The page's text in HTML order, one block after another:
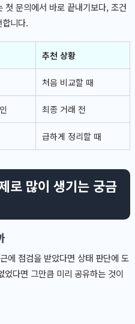
첫 문의에서 바로 끝내기보다, 조건
니다.
추천 상황
처음 비교할 때
최종 거래 전
급하게 정리할 때
로 많이 생기는 궁금
에 점검을 받았다면 상태 판단에 도
다면 그만큼 미리 공유하는 것이